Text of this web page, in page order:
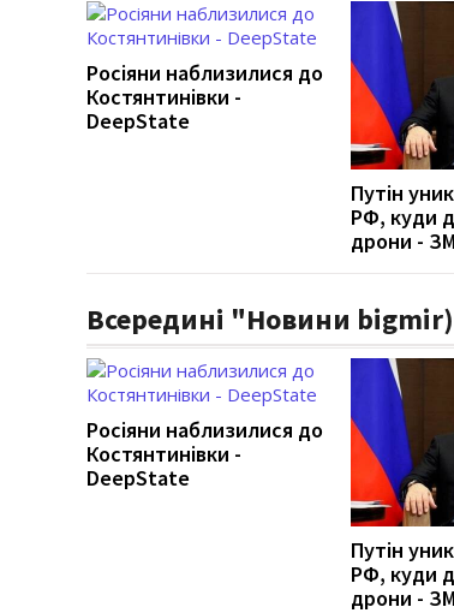
Росіяни наблизилися до
Костянтинівки -
DeepState
Путін
РФ, куди
дрони -
Всередині "Новини
Росіяни наблизилися до
Костянтинівки -
DeepState
Путін
РФ, куди
дрони -